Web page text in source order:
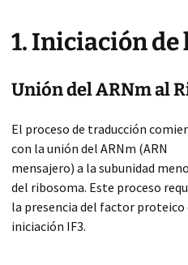
1. Iniciación
Unión del ARNm al
El proceso de traducción
con la unión del ARNm (ARN
mensajero) a la subunidad
del ribosoma. Este proceso
la presencia del factor proteico
iniciación IF3.